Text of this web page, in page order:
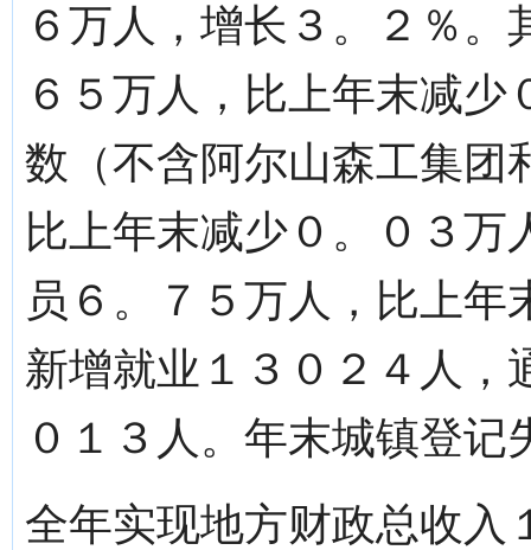
６万人，增长３。２％
６５万人，比上年末减
数（不含阿尔山森工集团
比上年末减少０。０３
员６。７５万人，比上
新增就业１３０２４人，
０１３人。年末城镇登
全年实现地方财政总收入